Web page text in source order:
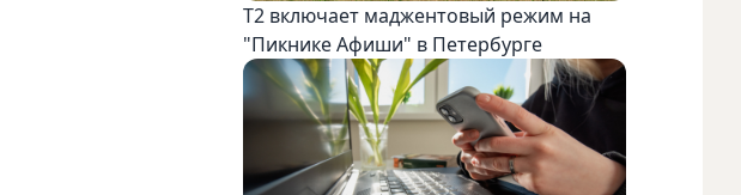
Т2 включает маджентовый режим на
"Пикнике Афиши" в Петербурге